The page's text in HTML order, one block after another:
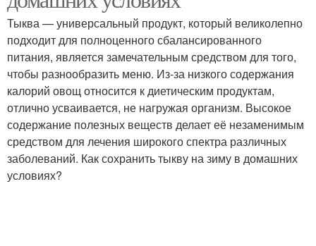
Тыква — универсальный продукт, который великолепно
подходит для полноценного сбалансированного
питания, является замечательным средством для того,
чтобы разнообразить меню. Из-за низкого содержания
калорий овощ относится к диетическим продуктам,
отлично усваивается, не нагружая организм. Высокое
содержание полезных веществ делает её незаменимым
средством для лечения широкого спектра различных
заболеваний. Как сохранить тыкву на зиму в домашних
условиях?